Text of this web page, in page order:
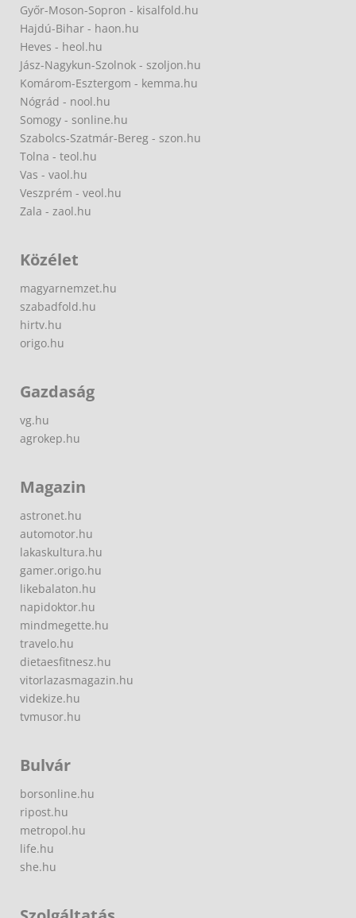
Győr-Moson-Sopron - kisalfold.hu
Hajdú-Bihar - haon.hu
Heves - heol.hu
Jász-Nagykun-Szolnok - szoljon.hu
Komárom-Esztergom - kemma.hu
Nógrád - nool.hu
Somogy - sonline.hu
Szabolcs-Szatmár-Bereg - szon.hu
Tolna - teol.hu
Vas - vaol.hu
Veszprém - veol.hu
Zala - zaol.hu
Közélet
magyarnemzet.hu
szabadfold.hu
hirtv.hu
origo.hu
Gazdaság
vg.hu
agrokep.hu
Magazin
astronet.hu
automotor.hu
lakaskultura.hu
gamer.origo.hu
likebalaton.hu
napidoktor.hu
mindmegette.hu
travelo.hu
dietaesfitnesz.hu
vitorlazasmagazin.hu
videkize.hu
tvmusor.hu
Bulvár
borsonline.hu
ripost.hu
metropol.hu
life.hu
she.hu